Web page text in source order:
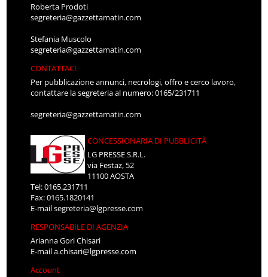
Roberta Prodoti
segreteria@gazzettamatin.com
Stefania Muscolo
segreteria@gazzettamatin.com
CONTATTACI
Per pubblicazione annunci, necrologi, offro e cerco lavoro,
contattare la segreteria al numero: 0165/231711
segreteria@gazzettamatin.com
CONCESSIONARIA DI PUBBLICITÀ
LG PRESSE S.R.L.
via Festaz, 52
11100 AOSTA
Tel: 0165.231711
Fax: 0165.1820141
E-mailsegreteria@lgpresse.com
RESPONSABILE DI AGENZIA
Arianna Gori Chisari
E-maila.chisari@lgpresse.com
Account